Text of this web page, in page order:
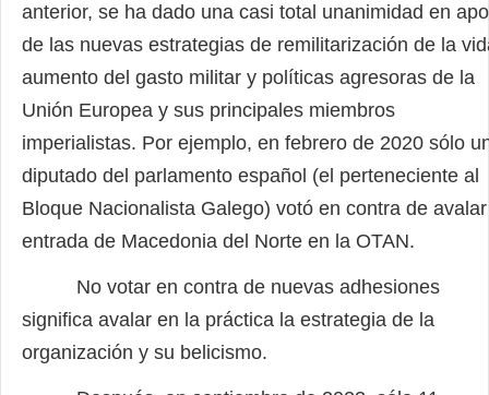
anterior, se ha dado una casi total unanimidad en
de las nuevas estrategias de remilitarización de la
aumento del gasto militar y políticas agresoras de la
Unión Europea y sus principales miembros
imperialistas. Por ejemplo, en febrero de 2020 sólo
diputado del parlamento español (el perteneciente al
Bloque Nacionalista Galego) votó en contra de
entrada de Macedonia del Norte en la OTAN.
No votar en contra de nuevas adhesiones
significa avalar en la práctica la estrategia de la
organización y su belicismo.